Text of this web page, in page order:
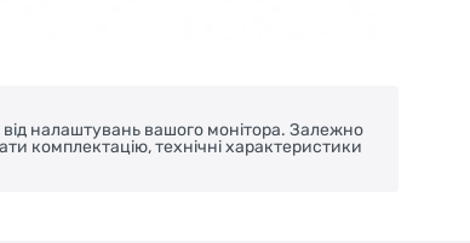
від налаштувань вашого монітора. Залежно
комплектацію, технічні характеристики